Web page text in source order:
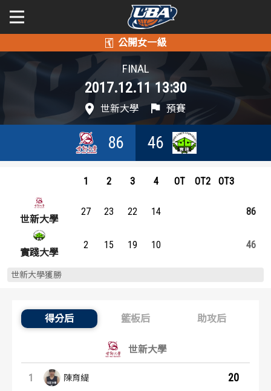
公開男一級
學年度
賽事資訊
戰績排行
球隊資訊
選手資訊
數據統計
歷屆個人獎得主
歷史數據排行
公開女一級
學年度
賽事資訊
戰績排行
球隊資訊
選手資訊
數據統計
歷屆個人獎得主
歷史數據排行
FINAL
2017.12.11 13:30
世新大學 預賽
86 46
1 2 3 4 OT OT2 OT3
世新大學
27 23 22 14 86
46
2 15 19 10
實踐大學
世新大學獲勝
得分后 籃板后 助攻后
得分后：內容起點
世新大學
1 陳育緹 20